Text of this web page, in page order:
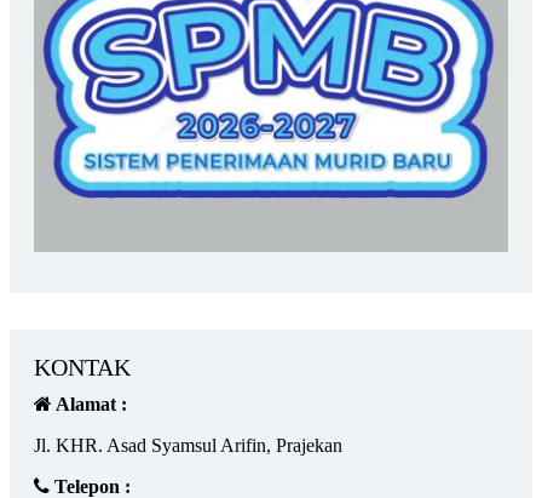
KONTAK
Alamat :
Jl. KHR. Asad Syamsul Arifin, Prajekan
Telepon :